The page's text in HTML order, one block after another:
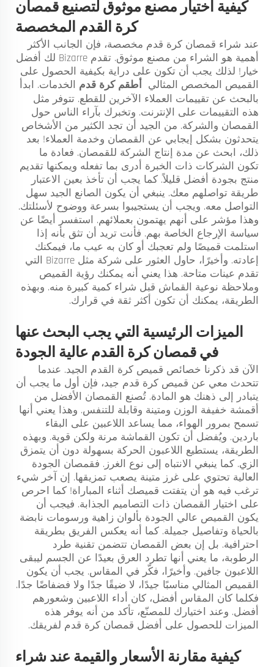
كيفية اختيار مصنع موثوق لتصنيع قمصان
كرة القدم المخصصة
عند شراء قمصان كرة قدم مخصصة، فإن الجانب الأكثر
أهمية هو الشراء من مصنع موثوق. تقدم Bizarre لك أفضل
خيار! لذلك يجب أن تكون على دراية بكيفية الحصول على
القميص المخصص المثالي أطقم كرة قدم الخدمات. ابدأ
بالبحث عن تقييمات العملاء الآخرين للقطع. تتوفر مثل
هذه التقييمات على الإنترنت. وتخبرك بآراء الناس حول
القمصان والشركة. من الجيد أن تجد الكثير من الأشخاص
يتحدثون بشكل إيجابي عن القمصان وخدمة العملاء! بعد
ذلك، ابحث عن مدة إنتاج الشركة للقمصان. فعادة ما
تكون الشركات ذات الخبرة أدرى بما تفعله ويمكنها تقديم
منتج بجودة أفضل قليلاً. كما يجب أن تأخذ بعين الاعتبار
طريقة تواصلهم معك. ينبغي أن يكون الصانع الجيد سهل
التواصل معه. ويجب أن يستجيبوا بسرعة ووضوح لأسئلتك.
وهذا مؤشر على أنهم يهتمون بعملائهم. استفسر أيضًا عن
سياسة الإرجاع الخاصة بهم. فأنت تريد أن تثق بأنه إذا
استلمت قميصًا ولم تعجبك أو كان به عيب ما، فيمكنك
إعادته. وأخيرًا، حاول العثور على شركة مثل Bizarre التي
تقدم عينات متاحة. هذا يعني أنه يمكنك رؤية القميص
وملاحظة نوعية القماش قبل شراء كمية كبيرة منه. وبهذه
الطريقة، يمكنك أن تكون أكثر ثقة في قرارك.
الميزات الرئيسية التي يجب البحث عنها
في قمصان كرة القدم عالية الجودة
الآن قد ذكرنا خصائص قميص كرة القدم الجيد. عندما
تتحدث معي عن قميص كرة قدم جيد، فإن أول ما يجب أن
يتبادر إلى ذهنك هو المادة. تُصنع القمصان الأفضل من
أقمشة خفيفة الوزن ومتينة وقابلة للتنفس. وهذا يعني أنها
تسمح بمرور الهواء، مما يساعد اللاعبين على البقاء
باردين. ويُفضل أن تكون القماشة مرنة ولكن قوية. وبهذه
الطريقة، يستطيع اللاعبون الحركة بسهولة دون أن يتمزق
الزي. كما ينبغي الانتباه إلى نوع الغرز. فقمصان الجودة
العالية تحتوي على غرز متينة يصعب تمزيقها. إن آخر شيء
ترغب فيه هو أن يتفتت قميصك أثناء المباراة! كما احرص
على اختيار القمصان ذات التصاميم الجذابة. فيجب أن
يكون القميص عالي الجودة بألوان زاهية ورسومات نابضة
بالحياة وتفاصيل جميلة. كما أنه يعكس الفريق بطريقة
احترافية. بل إن بعض القمصان تتضمن تقنية طرد
الرطوبة، ما يعني أنها تطرد العرق بعيدًا عن الجسم ليبقى
اللاعبون جافين. وأخيرًا، فكّر في المقاس. يجب أن يكون
القميص المثالي مناسبًا جيدًا، لا ضيقًا جدًا ولا فضفاضًا جدًا.
فكلما كان المقاس أفضل، كان أداء اللاعبين وشعورهم
أفضل. وعند اختيارك للمصنّع، تأكد من أنه يوفر هذه
الميزات للحصول على أفضل قمصان كرة قدم لفريقك.
كيفية مقارنة الأسعار والقيمة عند شراء